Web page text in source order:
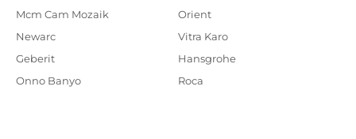
Mcm Cam Mozaik
Newarc
Geberit
Onno Banyo
Orient
Vitra Karo
Hansgrohe
Roca